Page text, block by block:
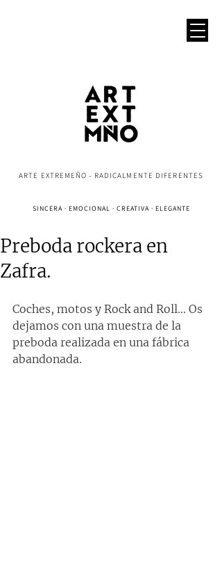
ARTE EXTREMEÑO - RADICALMENTE DIFERENTES
SINCERA · EMOCIONAL · CREATIVA · ELEGANTE
Preboda rockera en
Zafra.
Coches, motos y Rock and Roll... Os
dejamos con una muestra de la
preboda realizada en una fábrica
abandonada.